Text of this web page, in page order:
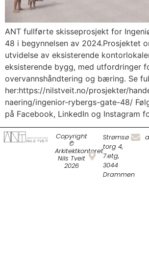
ANT fullførte skisseprosjekt for
48 i begynnelsen av 2024.Prosjektet
utvidelse av eksisterende
eksisterende bygg, med utfordringer
overvannshåndtering og bæring. Se
her:https://nilstveit.no/prosjekter/
naering/ingenior-rybergs-gate-48/
på Facebook, LinkedIn og Instagram
Copyright
©
Arkitektkontoret
Nils Tveit
2026
Strømsø
torg 4,
7.etg,
3044
Drammen